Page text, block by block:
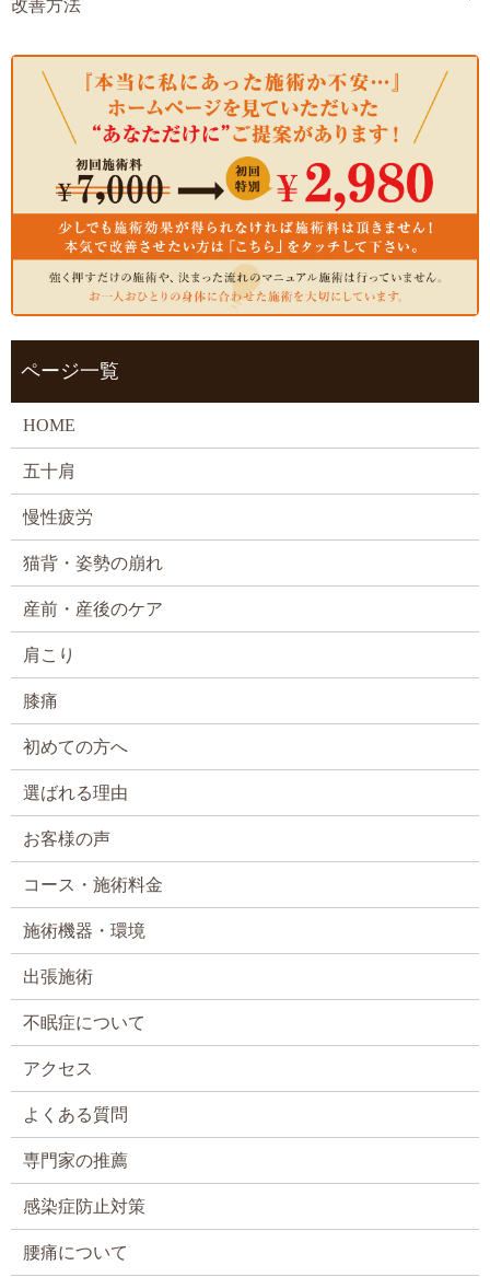
改善方法
ページ一覧
HOME
五十肩
慢性疲労
猫背・姿勢の崩れ
産前・産後のケア
肩こり
膝痛
初めての方へ
選ばれる理由
お客様の声
コース・施術料金
施術機器・環境
出張施術
不眠症について
アクセス
よくある質問
専門家の推薦
感染症防止対策
腰痛について